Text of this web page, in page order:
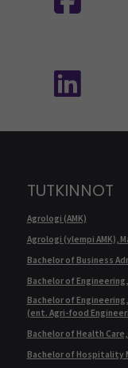
TUTKINNOT
Agrologi (AMK)
Agrologi (ylempi AMK),
Bachelor of Business
Bachelor of
Bachelor of
(ent. Agri-food
Bachelor of Health Care,
Bachelor of Hospitality